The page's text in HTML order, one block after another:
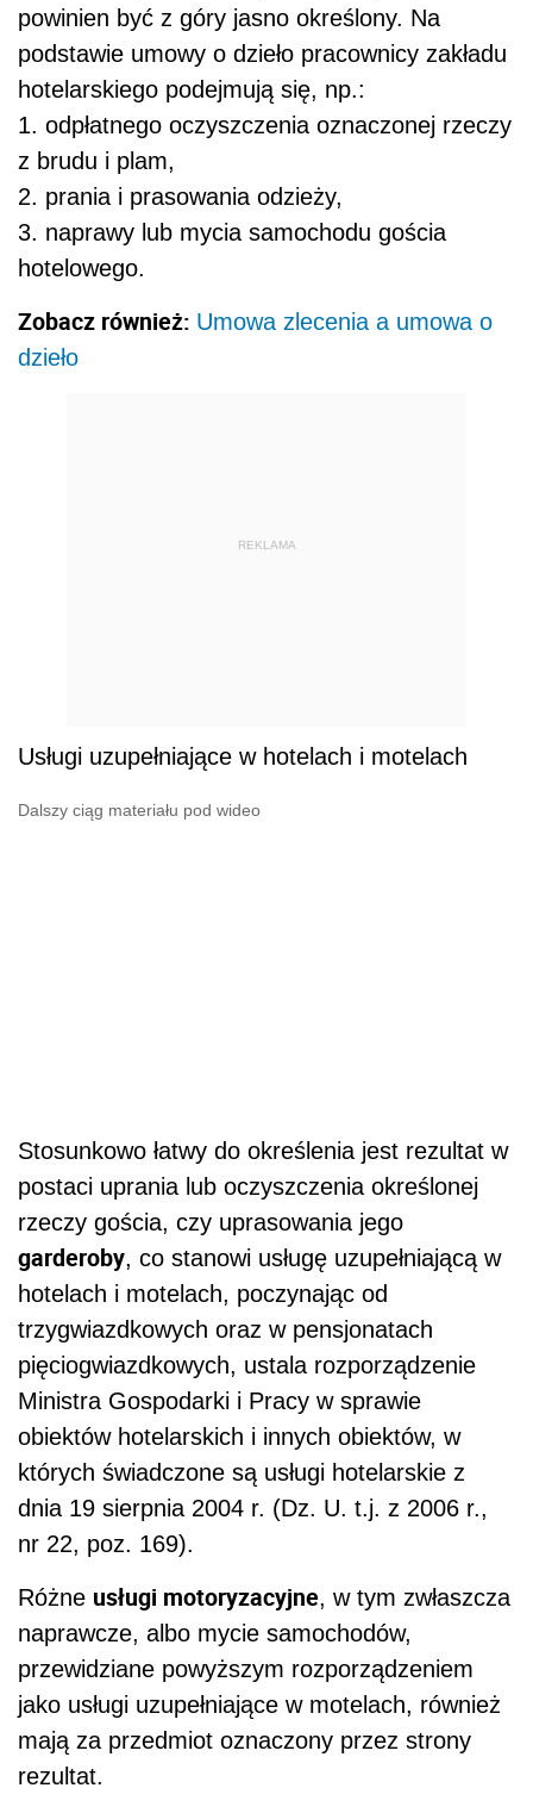
powinien być z góry jasno określony. Na
podstawie umowy o dzieło pracownicy zakładu
hotelarskiego podejmują się, np.:
1. odpłatnego oczyszczenia oznaczonej rzeczy
z brudu i plam,
2. prania i prasowania odzieży,
3. naprawy lub mycia samochodu gościa
hotelowego.
Zobacz również: Umowa zlecenia a umowa o
dzieło
REKLAMA
Usługi uzupełniające w hotelach i motelach
Dalszy ciąg materiału pod wideo
Stosunkowo łatwy do określenia jest rezultat w
postaci uprania lub oczyszczenia określonej
rzeczy gościa, czy uprasowania jego
garderoby, co stanowi usługę uzupełniającą w
hotelach i motelach, poczynając od
trzygwiazdkowych oraz w pensjonatach
pięciogwiazdkowych, ustala rozporządzenie
Ministra Gospodarki i Pracy w sprawie
obiektów hotelarskich i innych obiektów, w
których świadczone są usługi hotelarskie z
dnia 19 sierpnia 2004 r. (Dz. U. t.j. z 2006 r.,
nr 22, poz. 169).
Różne usługi motoryzacyjne, w tym zwłaszcza
naprawcze, albo mycie samochodów,
przewidziane powyższym rozporządzeniem
jako usługi uzupełniające w motelach, również
mają za przedmiot oznaczony przez strony
rezultat.